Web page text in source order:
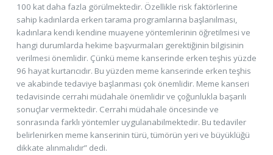
100 kat daha fazla görülmektedir. Özellikle risk faktörlerine
sahip kadınlarda erken tarama programlarına başlanılması,
kadınlara kendi kendine muayene yöntemlerinin öğretilmesi ve
hangi durumlarda hekime başvurmaları gerektiğinin bilgisinin
verilmesi önemlidir. Çünkü meme kanserinde erken teşhis yüzde
96 hayat kurtarıcıdır. Bu yüzden meme kanserinde erken teşhis
ve akabinde tedaviye başlanması çok önemlidir. Meme kanseri
tedavisinde cerrahi müdahale önemlidir ve çoğunlukla başarılı
sonuçlar vermektedir. Cerrahi müdahale öncesinde ve
sonrasında farklı yöntemler uygulanabilmektedir. Bu tedaviler
belirlenirken meme kanserinin türü, tümörün yeri ve büyüklüğü
dikkate alınmalıdır” dedi.